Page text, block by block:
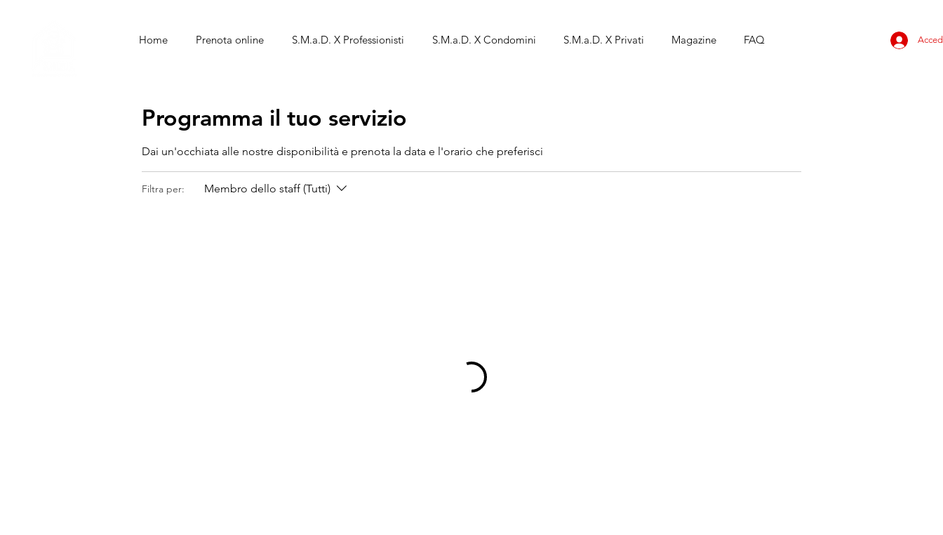
Home Prenota online S.M.a.D. X Professionisti S.M.a.D. X Condomini S.M.a.D. X Privati Magazine FAQ
Programma il tuo servizio
Dai un'occhiata alle nostre disponibilità e prenota la data e l'orario che preferisci
Filtra per: Membro dello staff (Tutti)